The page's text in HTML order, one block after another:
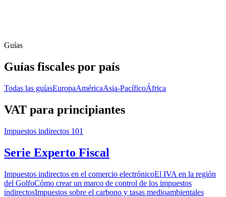
Guías
Guías fiscales por país
Todas las guíasEuropaAméricaAsia-PacíficoÁfrica
VAT para principiantes
Impuestos indirectos 101
Serie Experto Fiscal
Impuestos indirectos en el comercio electrónicoEl IVA en la región
del GolfoCómo crear un marco de control de los impuestos
indirectosImpuestos sobre el carbono y tasas medioambientales